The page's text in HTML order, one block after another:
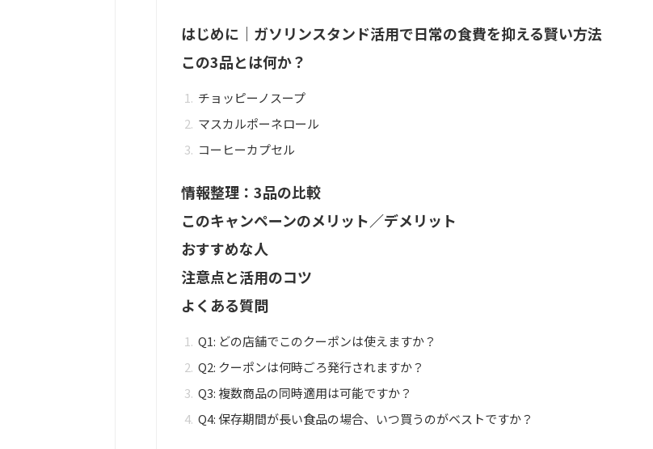
はじめに｜ガソリンスタンド活用で日常の食費を抑える賢い方法
この3品とは何か？
チョッピーノスープ
マスカルポーネロール
コーヒーカプセル
情報整理：3品の比較
このキャンペーンのメリット／デメリット
おすすめな人
注意点と活用のコツ
よくある質問
Q1: どの店舗でこのクーポンは使えますか？
Q2: クーポンは何時ごろ発行されますか？
Q3: 複数商品の同時適用は可能ですか？
Q4: 保存期間が長い食品の場合、いつ買うのがベストですか？